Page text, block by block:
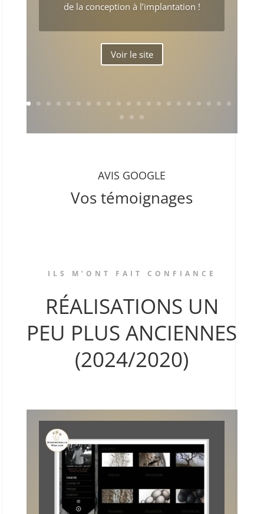
de la conception à l’implantation !
Voir le site
AVIS GOOGLE
Vos témoignages
ILS M’ONT FAIT CONFIANCE
RÉALISATIONS UN
PEU PLUS ANCIENNES
(2024/2020)